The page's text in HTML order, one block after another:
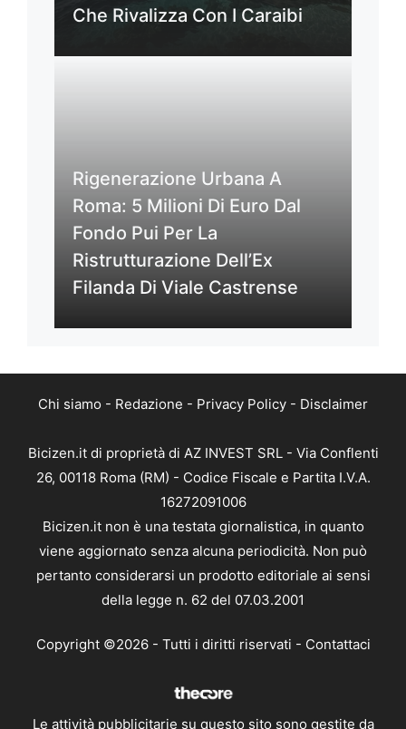
Che Rivalizza Con I Caraibi
Rigenerazione Urbana A
Roma: 5 Milioni Di Euro Dal
Fondo Pui Per La
Ristrutturazione Dell’Ex
Filanda Di Viale Castrense
Chi siamo - Redazione - Privacy Policy - Disclaimer
Bicizen.it di proprietà di AZ INVEST SRL - Via Conflenti
26, 00118 Roma (RM) - Codice Fiscale e Partita I.V.A.
16272091006
Bicizen.it non è una testata giornalistica, in quanto
viene aggiornato senza alcuna periodicità. Non può
pertanto considerarsi un prodotto editoriale ai sensi
della legge n. 62 del 07.03.2001
Copyright ©2026 - Tutti i diritti riservati - Contattaci
Le attività pubblicitarie su questo sito sono gestite da